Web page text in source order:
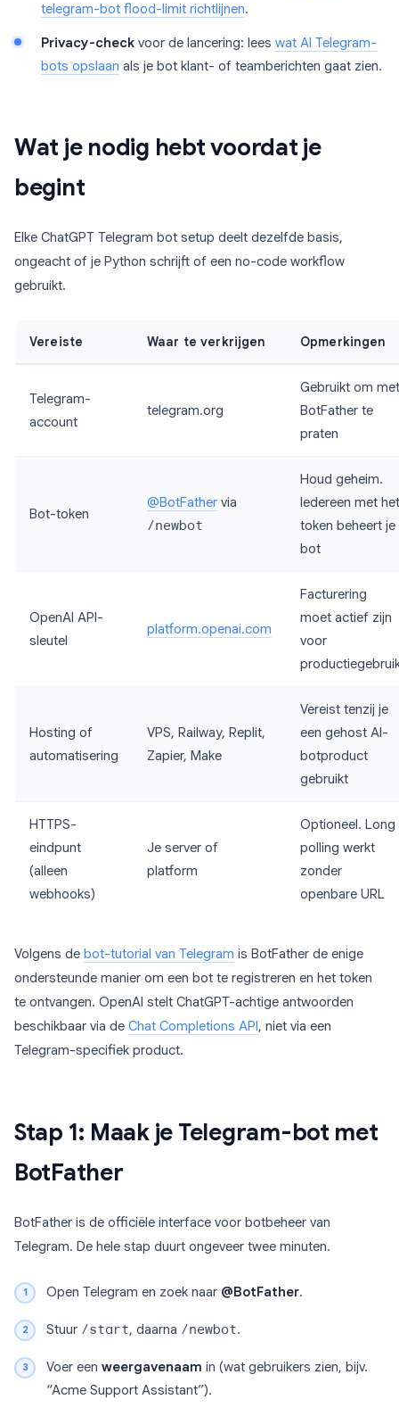
telegram-bot flood-limit richtlijnen.
Privacy-check voor de lancering: lees wat AI Telegram-
bots opslaan als je bot klant- of teamberichten gaat zien.
Wat je nodig hebt voordat je
begint
Elke ChatGPT Telegram bot setup deelt dezelfde basis,
ongeacht of je Python schrijft of een no-code workflow
gebruikt.
Vereiste Waar te verkrijgen Opmerkingen
Telegram-
account
telegram.org
Gebruikt om met
BotFather te
praten
Bot-token
@BotFather via
/newbot
Houd geheim.
Iedereen met het
token beheert je
bot
OpenAI API-
sleutel
platform.openai.com
Facturering
moet actief zijn
voor
Hosting of
automatisering
VPS, Railway, Replit,
Zapier, Make
Vereist tenzij je
een gehost AI-
botproduct
gebruikt
HTTPS-
eindpunt
(alleen
webhooks)
Je server of
platform
Optioneel. Long
polling werkt
zonder
openbare URL
Volgens de bot-tutorial van Telegram is BotFather de enige
ondersteunde manier om een bot te registreren en het token
te ontvangen. OpenAI stelt ChatGPT-achtige antwoorden
beschikbaar via de Chat Completions API, niet via een
Telegram-specifiek product.
Stap 1: Maak je Telegram-bot met
BotFather
BotFather is de officiële interface voor botbeheer van
Telegram. De hele stap duurt ongeveer twee minuten.
Open Telegram en zoek naar @BotFather.
Stuur /start, daarna /newbot.
Voer een weergavenaam in (wat gebruikers zien, bijv.
“Acme Support Assistant”).